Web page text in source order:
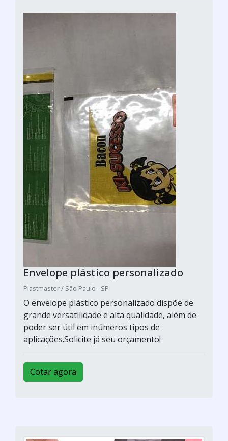
Envelope plástico personalizado
Plastmaster / São Paulo - SP
O envelope plástico personalizado dispõe de
grande versatilidade e alta qualidade, além de
poder ser útil em inúmeros tipos de
aplicações.Solicite já seu orçamento!
Cotar agora